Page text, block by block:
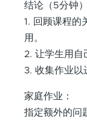
结论（5分钟
1. 回顾课程的
用。
2. 让学生用自
3. 收集作业以
家庭作业：
指定额外的问